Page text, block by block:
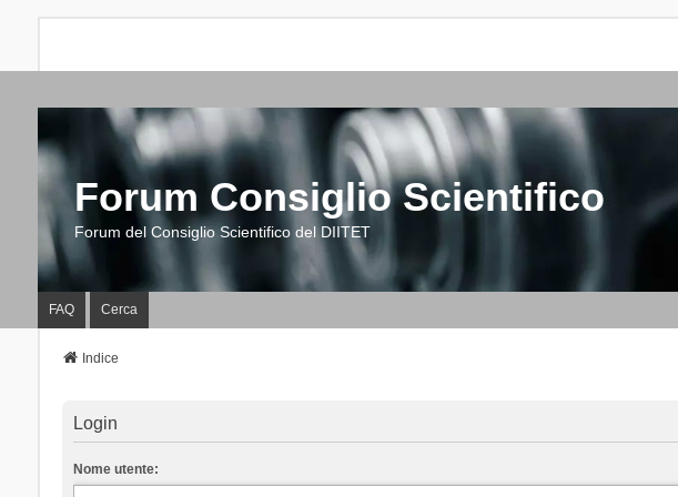
Forum Consiglio Scientifico
Forum del Consiglio Scientifico del DIITET
FAQ Cerca
Indice
Login
Nome utente: